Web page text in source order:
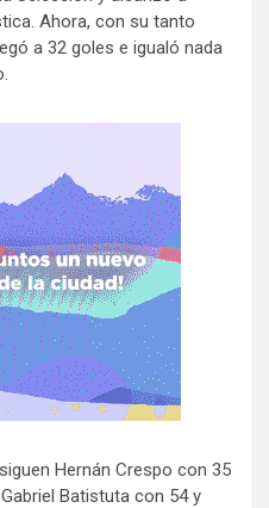
Ahora, con su tanto
a 32 goles e igualó nada
siguen Hernán Crespo con 35
Batistuta con 54 y